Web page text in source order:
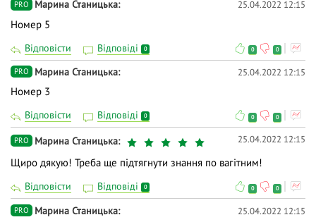
PRO Марина Станицька 25.04.2022 12:15
Номер 5
Відповісти Відповіді 0 0 0
PRO Марина Станицька 25.04.2022 12:15
Номер 3
Відповісти Відповіді 0 0 0
PRO Марина Станицька 25.04.2022 12:15
Щиро дякую! Треба ще підтягнути знання по вагітним!
Відповісти Відповіді 0 0 0
PRO Марина Станицька 25.04.2022 12:15